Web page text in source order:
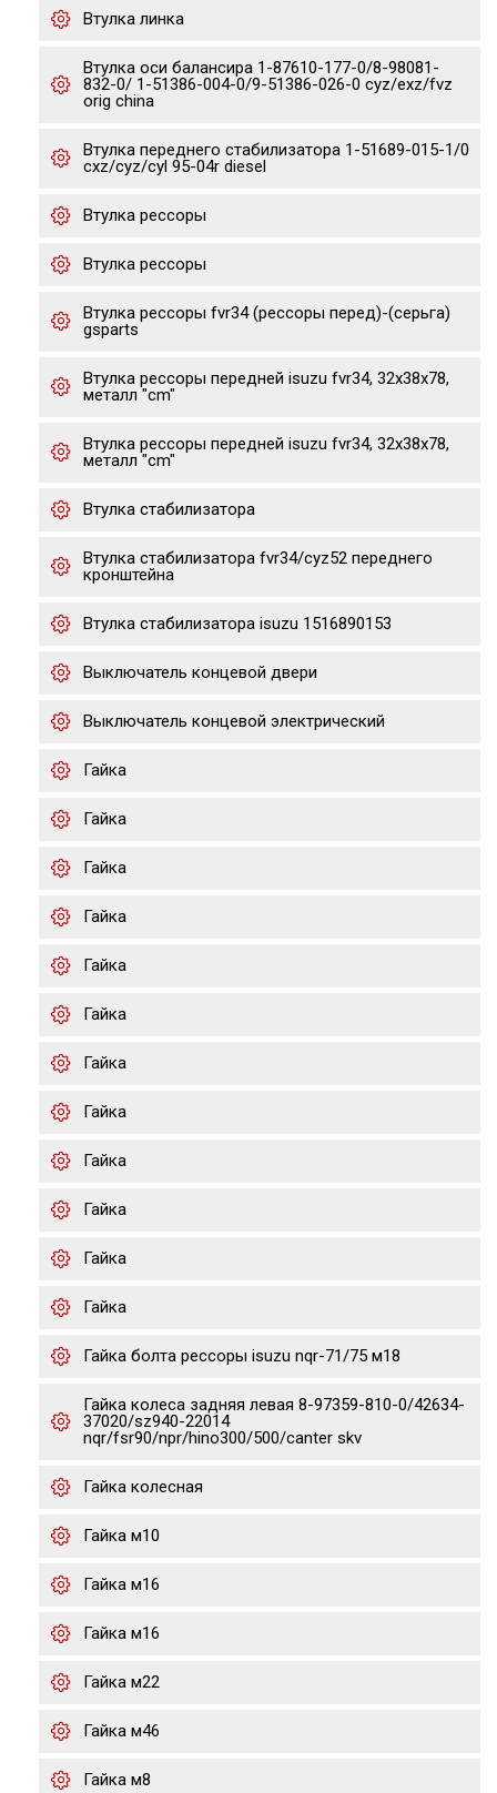
Втулка линка
Втулка оси балансира 1-87610-177-0/8-98081-
832-0/ 1-51386-004-0/9-51386-026-0 cyz/exz/fvz
orig china
Втулка переднего стабилизатора 1-51689-015-1/0
cxz/cyz/cyl 95-04r diesel
Втулка рессоры
Втулка рессоры
Втулка рессоры fvr34 (рессоры перед)-(серьга)
gsparts
Втулка рессоры передней isuzu fvr34, 32x38x78,
металл "cm"
Втулка рессоры передней isuzu fvr34, 32x38x78,
металл "cm"
Втулка стабилизатора
Втулка стабилизатора fvr34/cyz52 переднего
кронштейна
Втулка стабилизатора isuzu 1516890153
Выключатель концевой двери
Выключатель концевой электрический
Гайка
Гайка
Гайка
Гайка
Гайка
Гайка
Гайка
Гайка
Гайка
Гайка
Гайка
Гайка
Гайка болта рессоры isuzu nqr-71/75 м18
Гайка колеса задняя левая 8-97359-810-0/42634-
37020/sz940-22014
nqr/fsr90/npr/hino300/500/canter skv
Гайка колесная
Гайка м10
Гайка м16
Гайка м16
Гайка м22
Гайка м46
Гайка м8